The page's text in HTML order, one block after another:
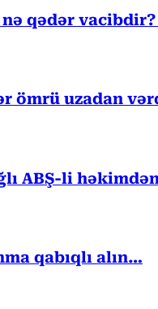
qədər
ömrü uzadan
ABŞ-li
qabıqlı alın…